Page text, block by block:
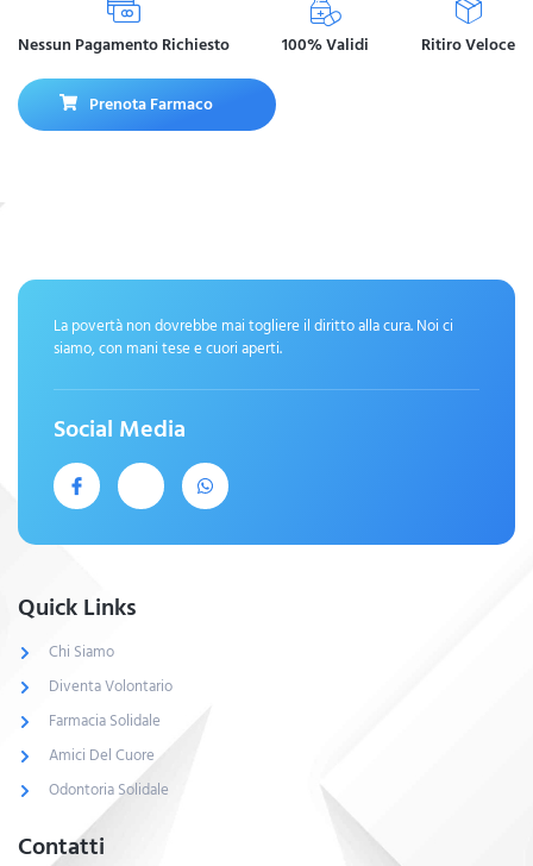
Nessun Pagamento Richiesto 100% Validi Ritiro Veloce
Prenota Farmaco
La povertà non dovrebbe mai togliere il diritto alla cura. Noi ci
siamo, con mani tese e cuori aperti.
Social Media
Quick Links
Chi Siamo
Diventa Volontario
Farmacia Solidale
Amici Del Cuore
Odontoria Solidale
Contatti